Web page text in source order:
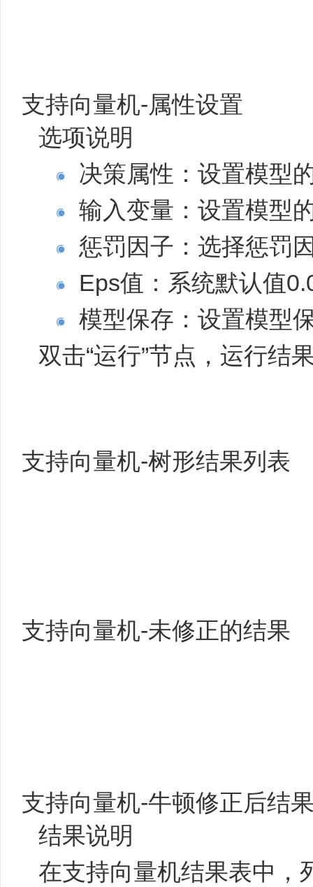
支持向量机-属性设置
选项说明
决策属性：设置模型
输入变量：设置模型
惩罚因子：选择惩罚
Eps值：系统默认值
模型保存：设置模型
双击“运行”节点，运行结
支持向量机-树形结果列表
支持向量机-未修正的结果
支持向量机-牛顿修正后结
结果说明
在支持向量机结果表中，